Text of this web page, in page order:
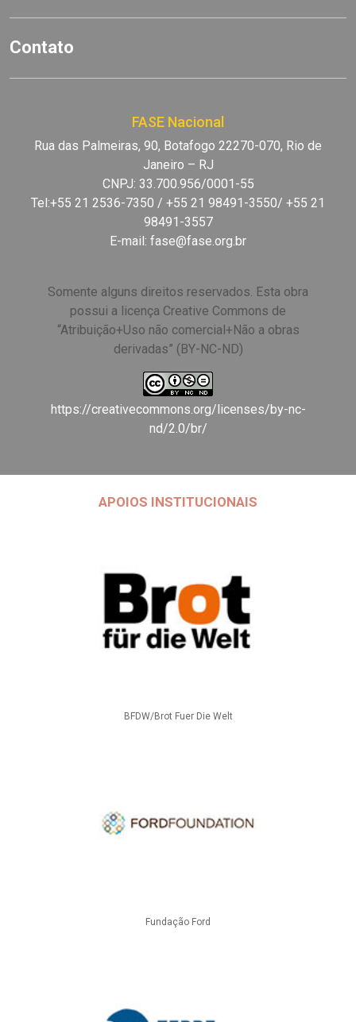
Contato
FASE Nacional
Rua das Palmeiras, 90, Botafogo 22270-070, Rio de
Janeiro – RJ
CNPJ: 33.700.956/0001-55
Tel:+55 21 2536-7350 / +55 21 98491-3550/ +55 21
98491-3557
E-mail: fase@fase.org.br
Somente alguns direitos reservados. Esta obra
possui a licença Creative Commons de
“Atribuição+Uso não comercial+Não a obras
derivadas” (BY-NC-ND)
https://creativecommons.org/licenses/by-nc-
nd/2.0/br/
APOIOS INSTITUCIONAIS
BFDW/Brot Fuer Die Welt
Fundação Ford